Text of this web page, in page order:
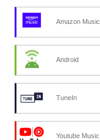
Amazon Music
Android
TuneIn
Youtube Music